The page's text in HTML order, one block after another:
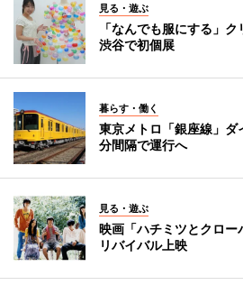
見る・遊ぶ
「なんでも服にする」
渋谷で初個展
暮らす・働く
東京メトロ「銀座線」
分間隔で運行へ
見る・遊ぶ
映画「ハチミツとクロ
リバイバル上映